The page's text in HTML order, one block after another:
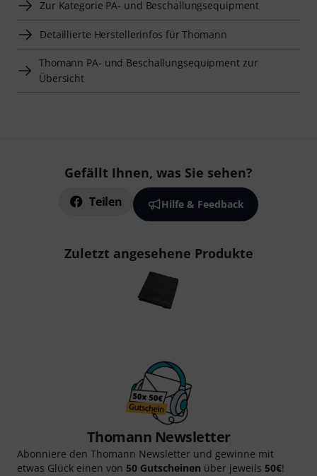
Zur Kategorie PA- und Beschallungsequipment
Detaillierte Herstellerinfos für Thomann
Thomann PA- und Beschallungsequipment zur
Übersicht
Gefällt Ihnen, was Sie sehen?
Teilen Hilfe & Feedback
Zuletzt angesehene Produkte
Thomann Newsletter
Abonniere den Thomann Newsletter und gewinne mit
etwas Glück einen von 50 Gutscheinen über jeweils 50€!